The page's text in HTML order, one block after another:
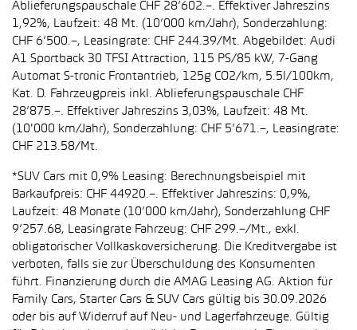
Ablieferungspauschale CHF 28’602.–. Effektiver Jahreszins
1,92%, Laufzeit: 48 Mt. (10’000 km/Jahr), Sonderzahlung:
CHF 6’500.–, Leasingrate: CHF 244.39/Mt. Abgebildet: Audi
A1 Sportback 30 TFSI Attraction, 115 PS/85 kW, 7-Gang
Automat S-tronic Frontantrieb, 125g CO2/km, 5.5l/100km,
Kat. D. Fahrzeugpreis inkl. Ablieferungspauschale CHF
28’875.–. Effektiver Jahreszins 3,03%, Laufzeit: 48 Mt.
(10'000 km/Jahr), Sonderzahlung: CHF 5’671.–, Leasingrate:
CHF 213.58/Mt.
*SUV Cars mit 0,9% Leasing: Berechnungsbeispiel mit
Barkaufpreis: CHF 44920.–. Effektiver Jahreszins: 0,9%,
Laufzeit: 48 Monate (10’000 km/Jahr), Sonderzahlung CHF
9’257.68, Leasingrate Fahrzeug: CHF 299.–/Mt., exkl.
obligatorischer Vollkaskoversicherung. Die Kreditvergabe ist
verboten, falls sie zur Überschuldung des Konsumenten
führt. Finanzierung durch die AMAG Leasing AG. Aktion für
Family Cars, Starter Cars & SUV Cars gültig bis 30.09.2026
oder bis auf Widerruf auf Neu- und Lagerfahrzeuge. Gültig